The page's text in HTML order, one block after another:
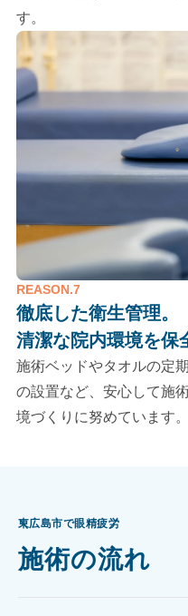
す。
REASON.7
徹底した衛生管理。
清潔な院内環境を保
施術ベッドやタオルの定
の設置など、安心して施
境づくりに努めています。
東広島市で眼精疲労
施術の流れ